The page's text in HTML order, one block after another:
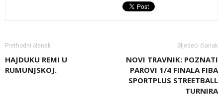
Prethodni članak
HAJDUKU REMI U
RUMUNJSKOJ.
Sljedeći članak
NOVI TRAVNIK: POZNATI
PAROVI 1/4 FINALA FIBA
SPORTPLUS STREETBALL
TURNIRA